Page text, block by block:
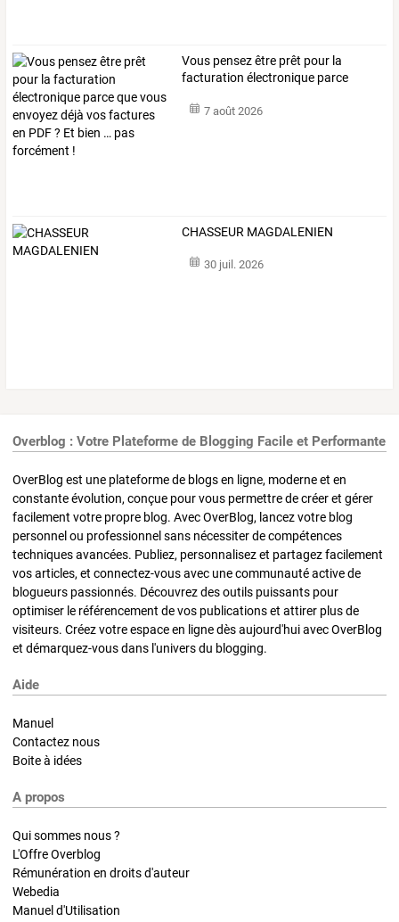
Vous pensezêtre prêt pour la
facturation électronique parce
7 août 2026
CHASSEUR MAGDALENIEN
30 juil. 2026
Overblog : Votre Plateforme de Blogging Facile et Performante
OverBlog est une plateforme de blogs en ligne, moderne et en
constante évolution, conçue pour vous permettre de créer et gérer
facilement votre propre blog. Avec OverBlog, lancez votre blog
personnel ou professionnel sans nécessiter de compétences
techniques avancées. Publiez, personnalisez et partagez facilement
vos articles, et connectez-vous avec une communauté active de
blogueurs passionnés. Découvrez des outils puissants pour
optimiser le référencement de vos publications et attirer plus de
visiteurs. Créez votre espace en ligne dès aujourd'hui avec OverBlog
et démarquez-vous dans l'univers du blogging.
Aide
Manuel
Contactez nous
Boite à idées
A propos
Qui sommes nous ?
L'Offre Overblog
Rémunération en droits d'auteur
Webedia
Manuel d'Utilisation